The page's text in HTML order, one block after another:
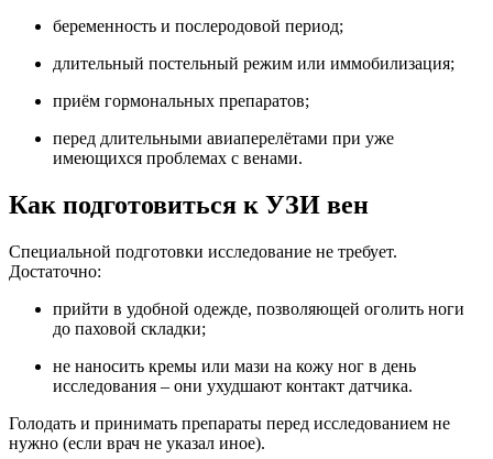
беременность и послеродовой период;
длительный постельный режим или иммобилизация;
приём гормональных препаратов;
перед длительными авиаперелётами при уже
имеющихся проблемах с венами.
Как подготовиться к УЗИ вен
Специальной подготовки исследование не требует.
Достаточно:
прийти в удобной одежде, позволяющей оголить ноги
до паховой складки;
не наносить кремы или мази на кожу ног в день
исследования – они ухудшают контакт датчика.
Голодать и принимать препараты перед исследованием не
нужно (если врач не указал иное).